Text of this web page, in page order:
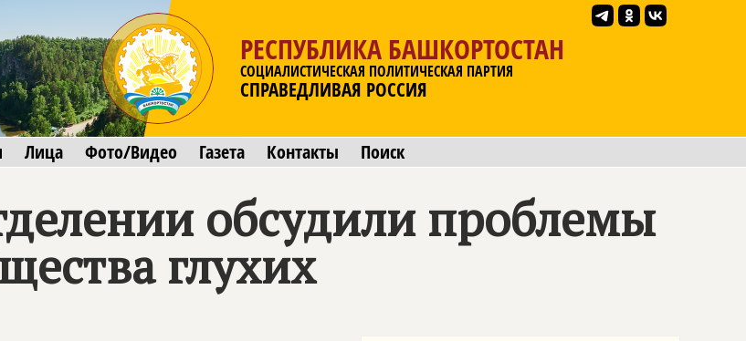
РЕСПУБЛИКА БАШКОРТОСТАН
СОЦИАЛИСТИЧЕСКАЯ ПОЛИТИЧЕСКАЯ ПАРТИЯ
СПРАВЕДЛИВАЯ РОССИЯ
Лица Фото/Видео Газета Контакты Поиск
обсудили проблемы
глухих